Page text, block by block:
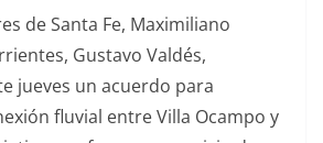
de Santa Fe, Maximiliano
Gustavo Valdés,
jueves un acuerdo para
fluvial entre Villa Ocampo y